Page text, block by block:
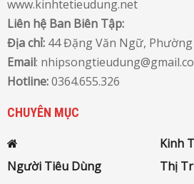
www.kinhtetieudung.net
Liên hệ Ban Biên Tập:
Địa chỉ: 44 Đặng Văn Ngữ,
Email:
Hotline:0364.655.326
CHUYÊN MỤC
Kinh
Người Tiêu Dùng
Thị